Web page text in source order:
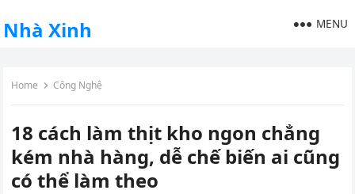
Nhà Xinh MENU
Home Công Nghệ
18 cách làm thịt kho ngon chẳng
kém nhà hàng, dễ chế biến ai cũng
có thể làm theo